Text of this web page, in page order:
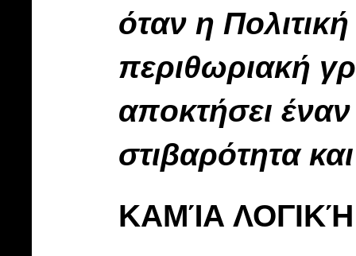
όταν η
περιθωριακή
αποκτήσει
στιβαρότητα
ΚΑΜΊΑ